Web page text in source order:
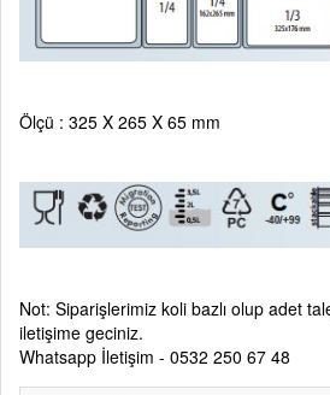
Ölçü : 325 X 265 X 65 mm
Not: Siparişlerimiz koli bazlı olup adet
iletişime geciniz.
Whatsapp İletişim - 0532 250 67 48